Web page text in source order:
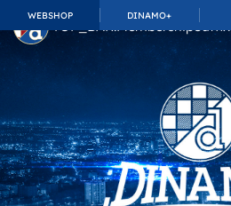
WEBSHOP DINAMO+
TOP_BAR.MembershipSuffix